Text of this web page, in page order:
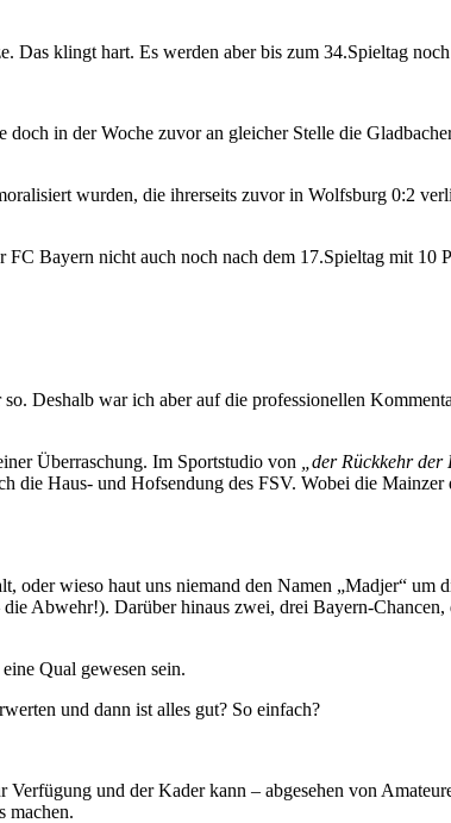
Das klingt hart. Es werden aber bis zum 34.Spieltag
in der Woche zuvor an gleicher Stelle die
wurden, die ihrerseits zuvor in Wolfsburg 0:2
Bayern nicht auch noch nach dem 17.Spieltag mit 10
Deshalb war ich aber auf die professionellen
Überraschung. Im Sportstudio von
„der Rückkehr
die Haus- und Hofsendung des FSV. Wobei die
wieso haut uns niemand den Namen „Madjer“ um
Abwehr!). Darüber hinaus zwei, drei Bayern-
Qual gewesen sein.
und dann ist alles gut? So einfach?
und der Kader kann – abgesehen von
machen.